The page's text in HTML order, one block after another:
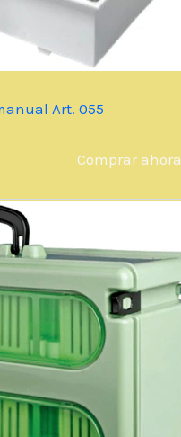
Art. 055
Comprar ahora